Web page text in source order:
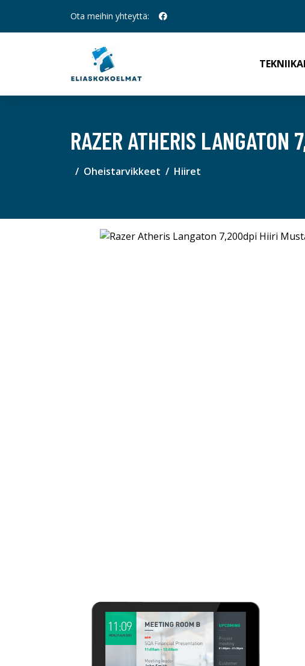
Ota meihin yhteyttä:
RAZER ATHERIS
Oheistarvikkeet Hiiret